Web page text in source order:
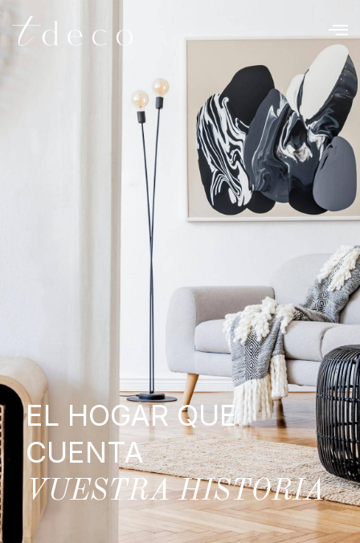
EL HOGAR QUE
CUENTA
VUESTRA HISTORIA